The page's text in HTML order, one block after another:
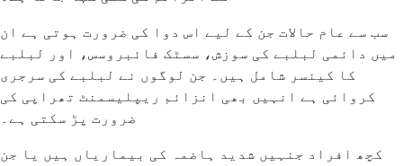
سب سے عام حالات جن کے لیے اس دوا کی ضرورت ہوتی ہے ان
میں دائمی لبلبے کی سوزش، سسٹک فائبروسس، اور لبلبے
کا کینسر شامل ہیں۔ جن لوگوں نے لبلبے کی سرجری
کروائی ہے انہیں بھی انزائم ریپلیسمنٹ تھراپی کی
ضرورت پڑ سکتی ہے۔
کچھ افراد جنہیں شدید ہاضمہ کی بیماریاں ہیں یا جن